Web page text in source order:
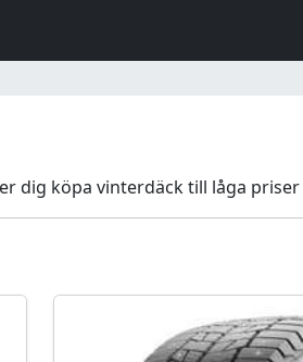
dig köpa vinterdäck till låga